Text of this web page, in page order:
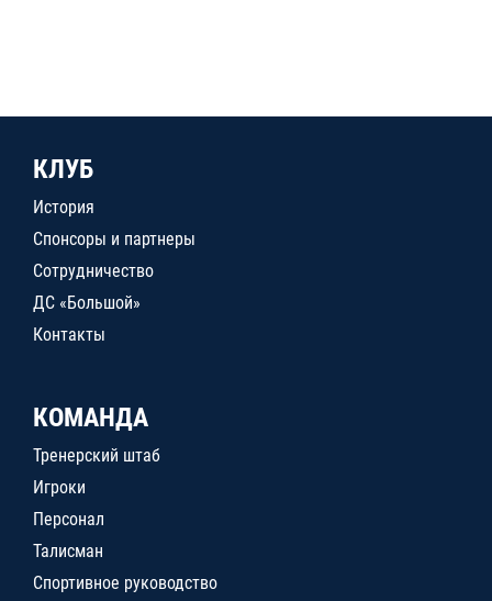
КЛУБ
История
Спонсоры и партнеры
Сотрудничество
ДС «Большой»
Контакты
КОМАНДА
Тренерский штаб
Игроки
Персонал
Талисман
Спортивное руководство